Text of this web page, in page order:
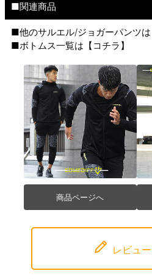
■関連商品
■他のサルエル/ジョガーパンツは
■ボトムス一覧は【 コチラ 】
商品ページへ
レビュ